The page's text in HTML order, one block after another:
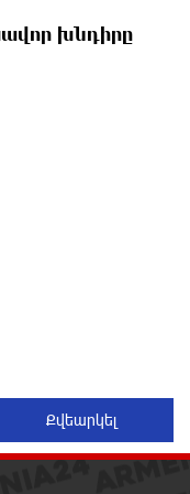
Մխիթարյան
Չալաբյան
հայության
խնդիրը